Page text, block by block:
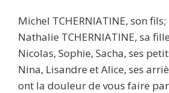
Michel TCHERNIATINE, son fils;
Nathalie TCHERNIATINE, sa
Nicolas, Sophie, Sacha, ses
Nina, Lisandre et Alice, ses
ont la douleur de vous faire